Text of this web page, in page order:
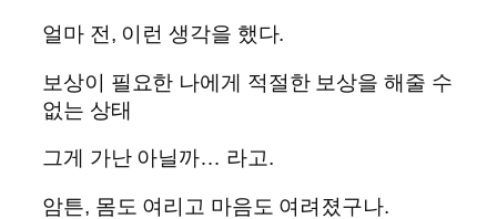
얼마 전, 이런 생각을 했다.
보상이 필요한 나에게 적절한 보상을 해줄 수
없는 상태
그게 가난 아닐까… 라고.
암튼, 몸도 여리고 마음도 여려졌구나.